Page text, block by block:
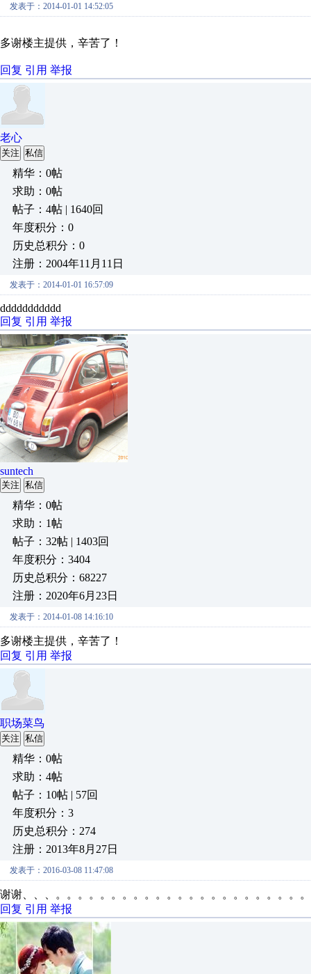
发表于：2014-01-01 14:52:05
多谢楼主提供，辛苦了！
回复 引用 举报
老心
关注 私信
精华：0帖
求助：0帖
帖子：4帖 | 1640回
年度积分：0
历史总积分：0
注册：2004年11月11日
发表于：2014-01-01 16:57:09
ddddddddddd
回复 引用 举报
suntech
关注 私信
精华：0帖
求助：1帖
帖子：32帖 | 1403回
年度积分：3404
历史总积分：68227
注册：2020年6月23日
发表于：2014-01-08 14:16:10
多谢楼主提供，辛苦了！
回复 引用 举报
职场菜鸟
关注 私信
精华：0帖
求助：4帖
帖子：10帖 | 57回
年度积分：3
历史总积分：274
注册：2013年8月27日
发表于：2016-03-08 11:47:08
谢谢、、、。。。。。。。。。。。。。。。。。。。。。。
回复 引用 举报